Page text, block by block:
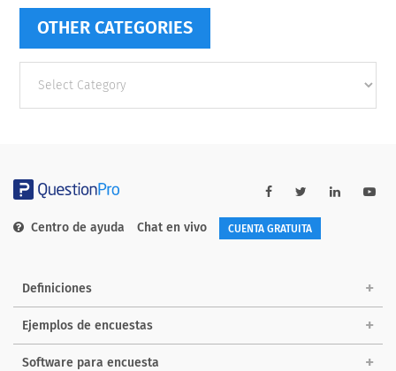
OTHER CATEGORIES
categories
Centro de ayuda Chat en vivo CUENTA GRATUITA
Definiciones
Ejemplos de encuestas
Software para encuesta